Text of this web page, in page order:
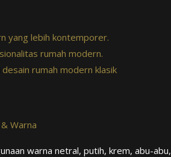
yang lebih kontemporer.
rumah modern.
rumah modern klasik
Warna
warna netral, putih, krem, abu-abu,